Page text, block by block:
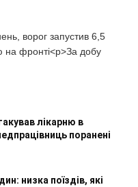
ворог запустив 6,5
на фронті<p>За добу
лікарню в
поранені
низка поїздів, які